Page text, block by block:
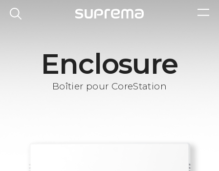
Enclosure
Boîtier pour CoreStation